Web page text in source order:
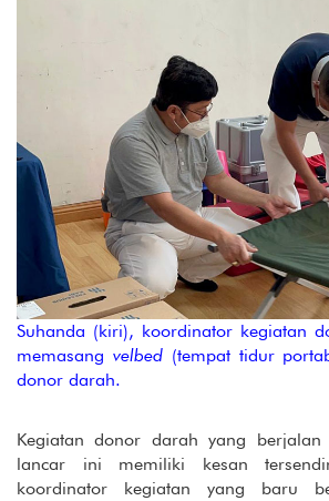
Suhanda (kiri), koordinator kegiatan
memasang velbed(tempat tidur
donor darah.
Kegiatan donor darah yang
lancar ini memiliki kesan
koordinator kegiatan yang baru